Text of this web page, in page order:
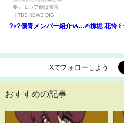
?٭?僕青メンバー紹介ᝰ...✍︎柳堀 花怜 ꒰ ʏᴀɴᴀɢɪʜᴏʀɪ
Xでフォローしよう
おすすめの記事